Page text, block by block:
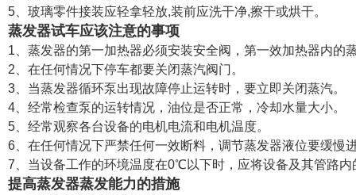
5、玻璃零件接装应轻拿轻放,装前应洗干净,擦干或烘干。
蒸发器试车应该注意的事项
1、蒸发器的第一加热器必须安装安全阀，第一效加热器内
2、在任何情况下停车都要关闭蒸汽阀门。
3、当蒸发器循环泵出现故障停止运转时，要立即关闭蒸汽。
4、经常检查泵的运转情况，油位是否正常，冷却水量大小。
5、经常观察各台设备的电机电流和电机温度。
6、在任何情况下严禁任何一效断料，调节蒸发器液位要缓慢
7、当设备工作的环境温度在0℃以下时，应将设备及其管路
提高蒸发器蒸发能力的措施